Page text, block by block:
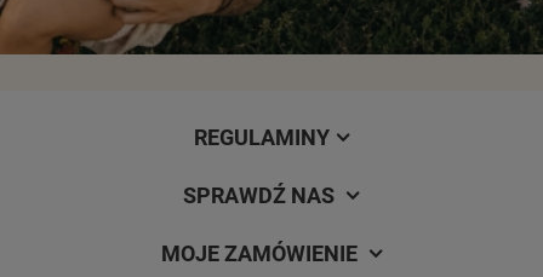
REGULAMINY
SPRAWDŹ NAS
MOJE ZAMÓWIENIE